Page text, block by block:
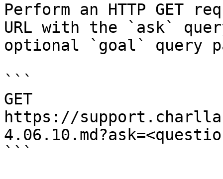
Perform an HTTP GET
URL with the `ask`
optional `goal` query
```
GET
https://
```